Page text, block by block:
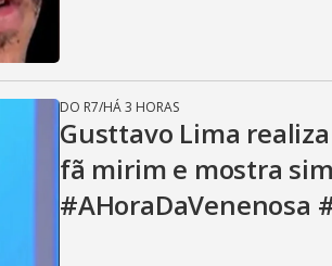
DO R7/HÁ 3 HORAS
Gusttavo Lima
fã mirim e mostra
#AHoraDaVenenosa